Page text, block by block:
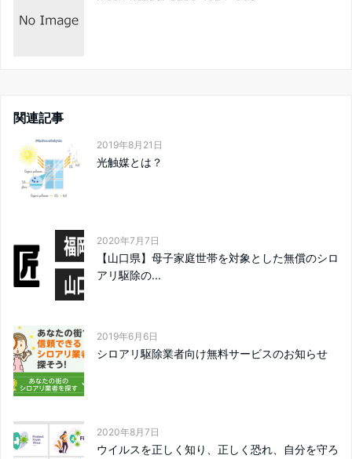
関連記事
2019年8月21日
光触媒とは？
2020年7月7日
【山口県】母子家庭世帯を対象とした無償のシロ
アリ駆除の...
2019年6月6日
シロアリ駆除業者向け無料サービスのお知らせ
2020年8月7日
ウイルスを正しく知り、正しく恐れ、自分を守ろ